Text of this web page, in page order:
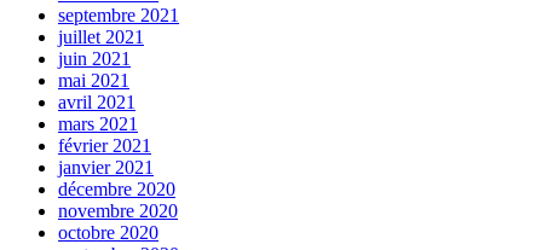
septembre 2021
juillet 2021
juin 2021
mai 2021
avril 2021
mars 2021
février 2021
janvier 2021
décembre 2020
novembre 2020
octobre 2020